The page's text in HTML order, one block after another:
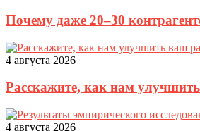
Почему даже 20–30
4 августа 2026
Расскажите, как нам
4 августа 2026